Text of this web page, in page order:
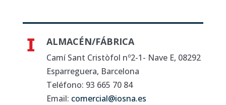
ALMACÉN/FÁBRICA
Camí Sant Cristòfol nº2-1- Nave E, 08292
Esparreguera, Barcelona
Teléfono: 93 665 70 84
Email: comercial@iosna.es